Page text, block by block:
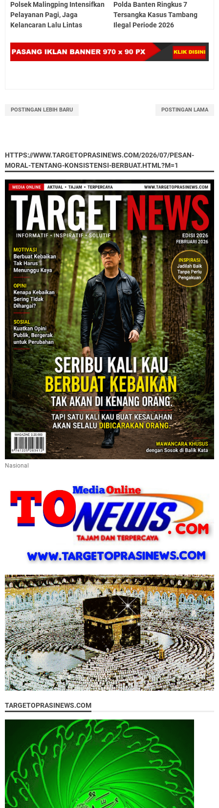
Polsek Malingping Intensifkan
Pelayanan Pagi, Jaga
Kelancaran Lalu Lintas
Polda Banten Ringkus 7
Tersangka Kasus Tambang
Ilegal Periode 2026
POSTINGAN LEBIH BARU POSTINGAN LAMA
HTTPS://WWW.TARGETOPRASINEWS.COM/2026/07/PESAN-
MORAL-TENTANG-KONSISTENSI-BERBUAT.HTML?M=1
Nasional
TARGETOPRASINEWS.COM